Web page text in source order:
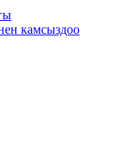
камсыздоо